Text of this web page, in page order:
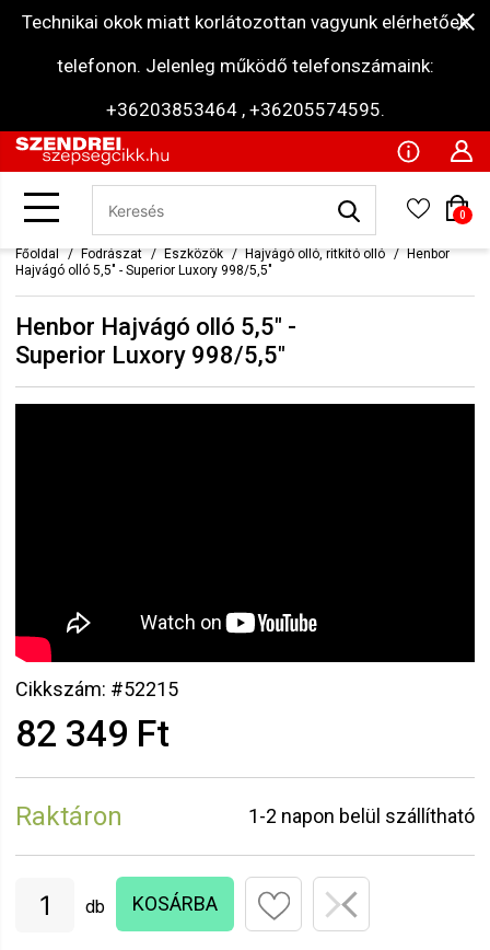
Technikai okok miatt korlátozottan vagyunk elérhetőek
telefonon. Jelenleg működő telefonszámaink:
+36203853464 , +36205574595.
0
Főoldal Fodrászat Eszközök Hajvágó olló, ritkító olló
Henbor
Hajvágó olló 5,5" - Superior Luxory 998/5,5"
Henbor Hajvágó olló 5,5" -
Superior Luxory 998/5,5"
Cikkszám: #52215
82 349 Ft
Raktáron 1-2 napon belül szállítható
db KOSÁRBA